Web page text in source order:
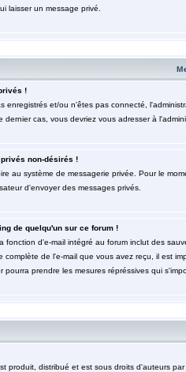
laisser un message privé.
!
enregistrés et/ou n'êtes pas connecté,
dernier cas, vous devriez vous adresser à
non-désirés !
au système de messagerie privée. Pour le
d'envoyer des messages privés.
de quelqu'un sur ce forum !
fonction d'e-mail intégré au forum inclut des
complète de l'e-mail que vous avez reçu, il est
pourra prendre les mesures répréssives qui
produit, distribué et est sous droits d'auteurs